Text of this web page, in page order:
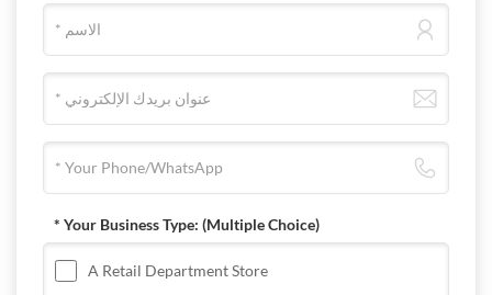
* Your Business Type: (Multiple Choice)
A Retail Department Store